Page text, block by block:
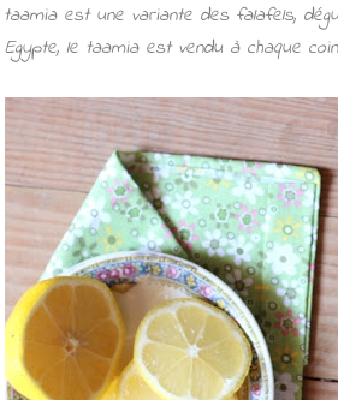
taamia est une variante des falafels,
Egypte, le taamia est vendu à chaque